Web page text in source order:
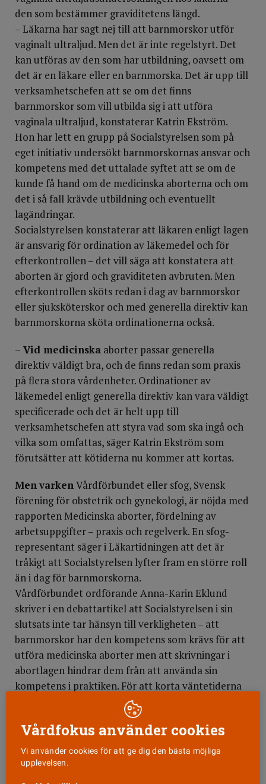
den som bestämmer graviditetens längd.
– Läkarna har sagt nej till att barnmorskor utför
vaginalt ultraljud. Men det är inte regelstyrt. Det
kan utföras av den som har utbildning, oavsett om
det är en läkare eller en barnmorska. Det är upp till
verksamhetschefen att se om det finns
barnmorskor som vill utbilda sig i att utföra
vaginala ultraljud, konstaterar Katrin Ekström.
Hon har lett en grupp på Socialstyrelsen som på
eget initiativ undersökt barnmorskornas ansvar och
kompetens med det uttalade syftet att se om de
kunde få hand om de medicinska aborterna och om
det i så fall krävde utbildning och eventuellt
lagändringar.
Socialstyrelsen konstaterar att läkaren enligt lagen
är ansvarig för ordination av läkemedel och för
efterkontrollen – det vill säga att konstatera att
aborten är gjord och graviditeten avbruten. Men
efterkontrollen sköts redan i dag av barnmorskor
eller sjuksköterskor och med generella direktiv kan
barnmorskorna sköta ordinationerna också.
– Vid medicinska aborter passar generella
direktiv väldigt bra, och de finns redan som praxis
på flera stora vårdenheter. Ordinationer av
läkemedel enligt generella direktiv kan vara väldigt
specificerade och det är helt upp till
verksamhetschefen att styra vad som ska ingå och
vilka som omfattas, säger Katrin Ekström som
förutsätter att kötiderna nu kommer att kortas.
MenvarkenVårdförbundet eller sfog, Svensk
förening för obstetrik och gynekologi, är nöjda med
rapporten Medicinska aborter, fördelning av
arbetsuppgifter – praxis och regelverk. En sfog-
representant säger i Läkartidningen att det är
tråkigt att Socialstyrelsen lyfter fram en större roll
än i dag för barnmorskorna.
Vårdförbundet ordförande Anna-Karin Eklund
skriver i en debattartikel att Socialstyrelsen i sin
slutsats inte tar hänsyn till verkligheten – att
barnmorskor har den kompetens som krävs för att
utföra medicinska aborter men att skrivningar i
abortlagen hindrar dem från att använda sin
kompetens i praktiken. För att korta väntetiderna
och minska kvinnors lidande behövs en ändring i
abortlagen som tar bort kravet på att en läkare
måste ha helhetsansvaret.
Barnmorskeförbundet
som, liksom sfog, har haft
Vårdfokus använder cookies
Vi använder cookies för att ge dig den bästa möjliga
upplevelsen.